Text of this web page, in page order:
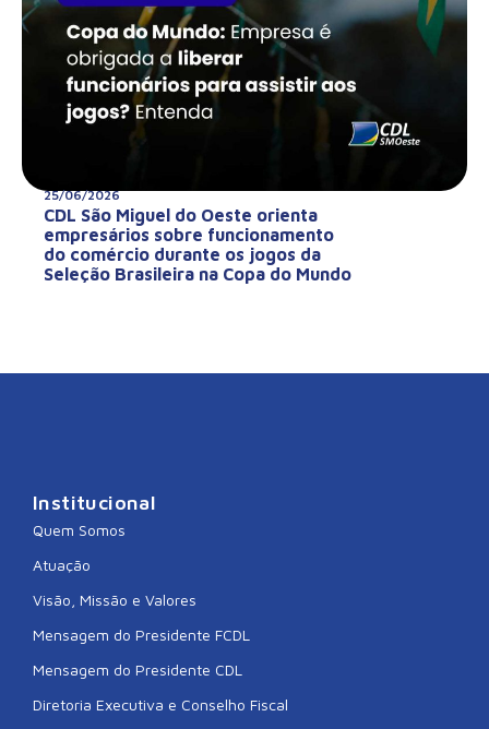
25/06/2026
CDL São Miguel do Oeste orienta
empresários sobre funcionamento
do comércio durante os jogos da
Seleção Brasileira na Copa do Mundo
Institucional
Quem Somos
Atuação
Visão, Missão e Valores
Mensagem do Presidente FCDL
Mensagem do Presidente CDL
Diretoria Executiva e Conselho Fiscal